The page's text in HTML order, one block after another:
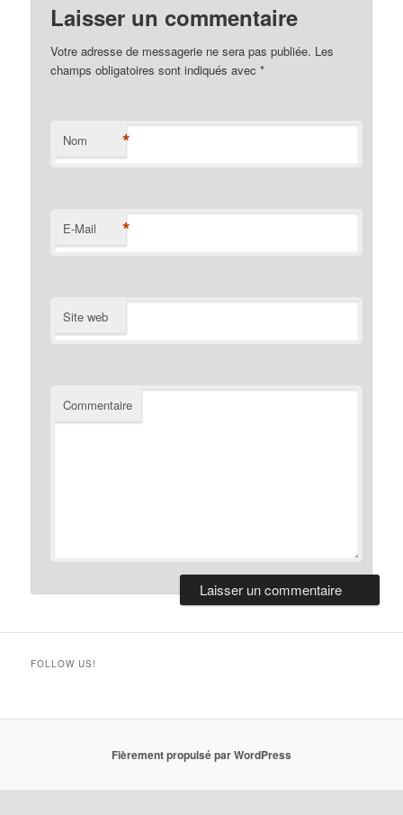
Laisser un commentaire
Votre adresse de messagerie ne sera pas publiée. Les
champs obligatoires sont indiqués avec*
Nom *
E-Mail *
Site web
Commentaire
FOLLOW US!
Fièrement propulsé par WordPress